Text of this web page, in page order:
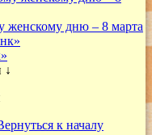
дню – 8 марта
↓
к началу